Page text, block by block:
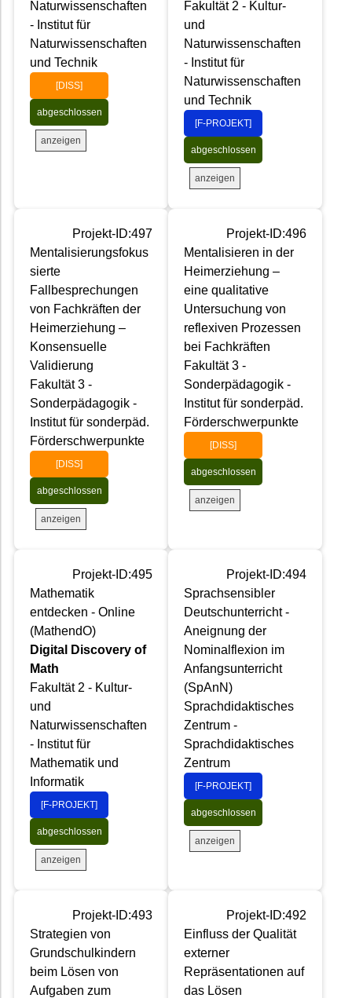
Naturwissenschaften
- Institut für
Naturwissenschaften
und Technik
[DISS]
abgeschlossen
anzeigen
Fakultät 2 - Kultur-
und
Naturwissenschaften
- Institut für
Naturwissenschaften
und Technik
[F-PROJEKT]
abgeschlossen
anzeigen
Projekt-ID:497
Mentalisierungsfokus
sierte
Fallbesprechungen
von Fachkräften der
Heimerziehung –
Konsensuelle
Validierung
Fakultät 3 -
Sonderpädagogik -
Institut für sonderpäd.
Förderschwerpunkte
[DISS]
abgeschlossen
anzeigen
Projekt-ID:496
Mentalisieren in der
Heimerziehung –
eine qualitative
Untersuchung von
reflexiven Prozessen
bei Fachkräften
Fakultät 3 -
Sonderpädagogik -
Institut für sonderpäd.
Förderschwerpunkte
[DISS]
abgeschlossen
anzeigen
Projekt-ID:495
Mathematik
entdecken - Online
(MathendO)
Digital Discovery of
Math
Fakultät 2 - Kultur-
und
Naturwissenschaften
- Institut für
Mathematik und
Informatik
[F-PROJEKT]
abgeschlossen
anzeigen
Projekt-ID:494
Sprachsensibler
Deutschunterricht -
Aneignung der
Nominalflexion im
Anfangsunterricht
(SpAnN)
Sprachdidaktisches
Zentrum -
Sprachdidaktisches
Zentrum
[F-PROJEKT]
abgeschlossen
anzeigen
Projekt-ID:493
Strategien von
Grundschulkindern
beim Lösen von
Aufgaben zum
Projekt-ID:492
Einfluss der Qualität
externer
Repräsentationen auf
das Lösen